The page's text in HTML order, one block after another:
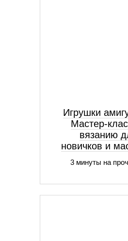
Игрушки
Мастер-
вязанию
новичков и
3 минуты на